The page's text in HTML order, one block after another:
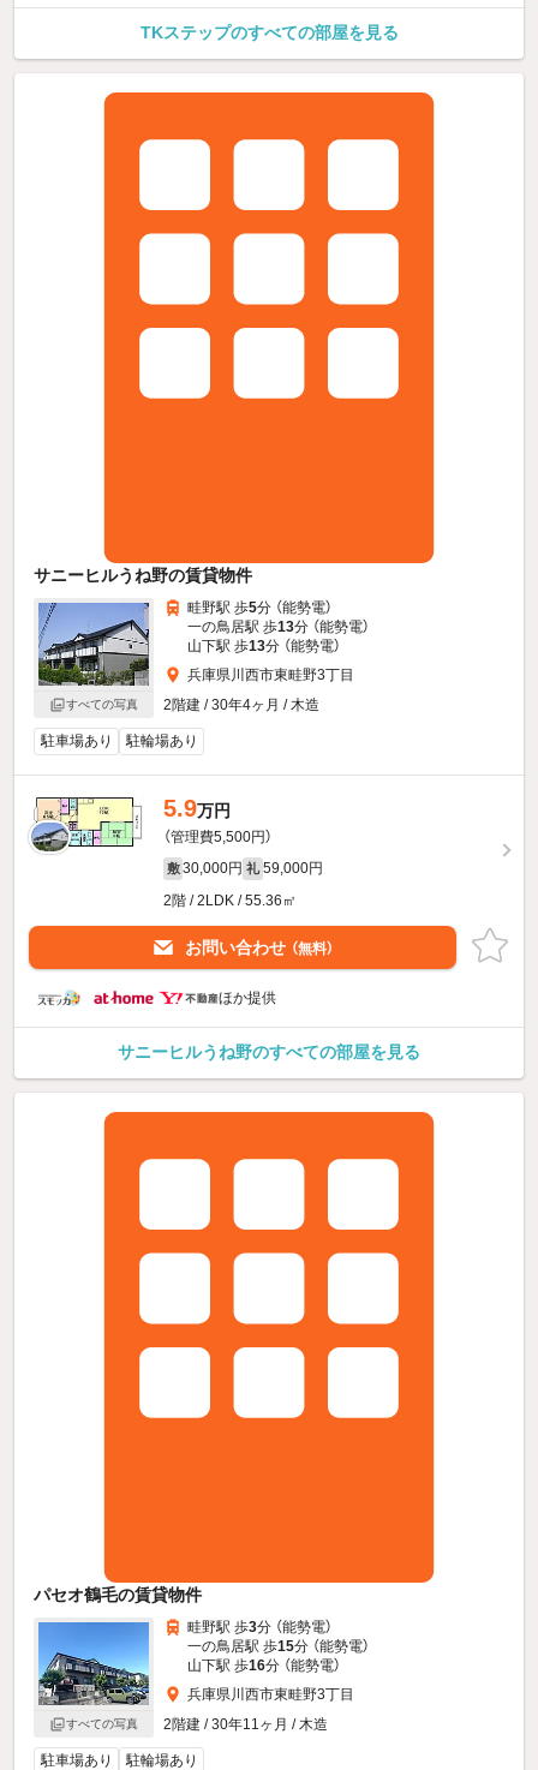
TKステップのすべての部屋を見る
サニーヒルうね野の賃貸物件
すべての写真
畦野駅 歩5分 （能勢電）
一の鳥居駅 歩13分 （能勢電）
山下駅 歩13分 （能勢電）
兵庫県川西市東畦野3丁目
2階建 / 30年4ヶ月 / 木造
駐車場あり 駐輪場あり
5.9万円
（管理費5,500円）
敷 30,000円 礼 59,000円
2階 / 2LDK / 55.36㎡
お問い合わせ （無料）
ほか提供
サニーヒルうね野のすべての部屋を見る
パセオ鶴毛の賃貸物件
すべての写真
畦野駅 歩3分 （能勢電）
一の鳥居駅 歩15分 （能勢電）
山下駅 歩16分 （能勢電）
兵庫県川西市東畦野3丁目
2階建 / 30年11ヶ月 / 木造
駐車場あり 駐輪場あり